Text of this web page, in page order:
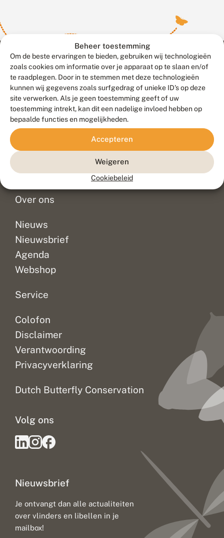
Beheer toestemming
Om de beste ervaringen te bieden, gebruiken wij technologieën
zoals cookies om informatie over je apparaat op te slaan en/of
te raadplegen. Door in te stemmen met deze technologieën
kunnen wij gegevens zoals surfgedrag of unieke ID's op deze
site verwerken. Als je geen toestemming geeft of uw
toestemming intrekt, kan dit een nadelige invloed hebben op
bepaalde functies en mogelijkheden.
Accepteren
Weigeren
Cookiebeleid
Contact
Veelgestelde vragen
Doneer
Over ons
Nieuws
Nieuwsbrief
Agenda
Webshop
Service
Colofon
Disclaimer
Verantwoording
Privacyverklaring
Dutch Butterfly Conservation
Nieuwsbrief
Je ontvangt dan alle actualiteiten
over vlinders en libellen in je
mailbox!
Volg ons
Meld waarnemingen© 2026 Vlinderstichting
Duurzaam ontwikkeld door
Go2People
, ontworpen door
Blue Field Agency
Privacy
Disclaimer
Sitemap